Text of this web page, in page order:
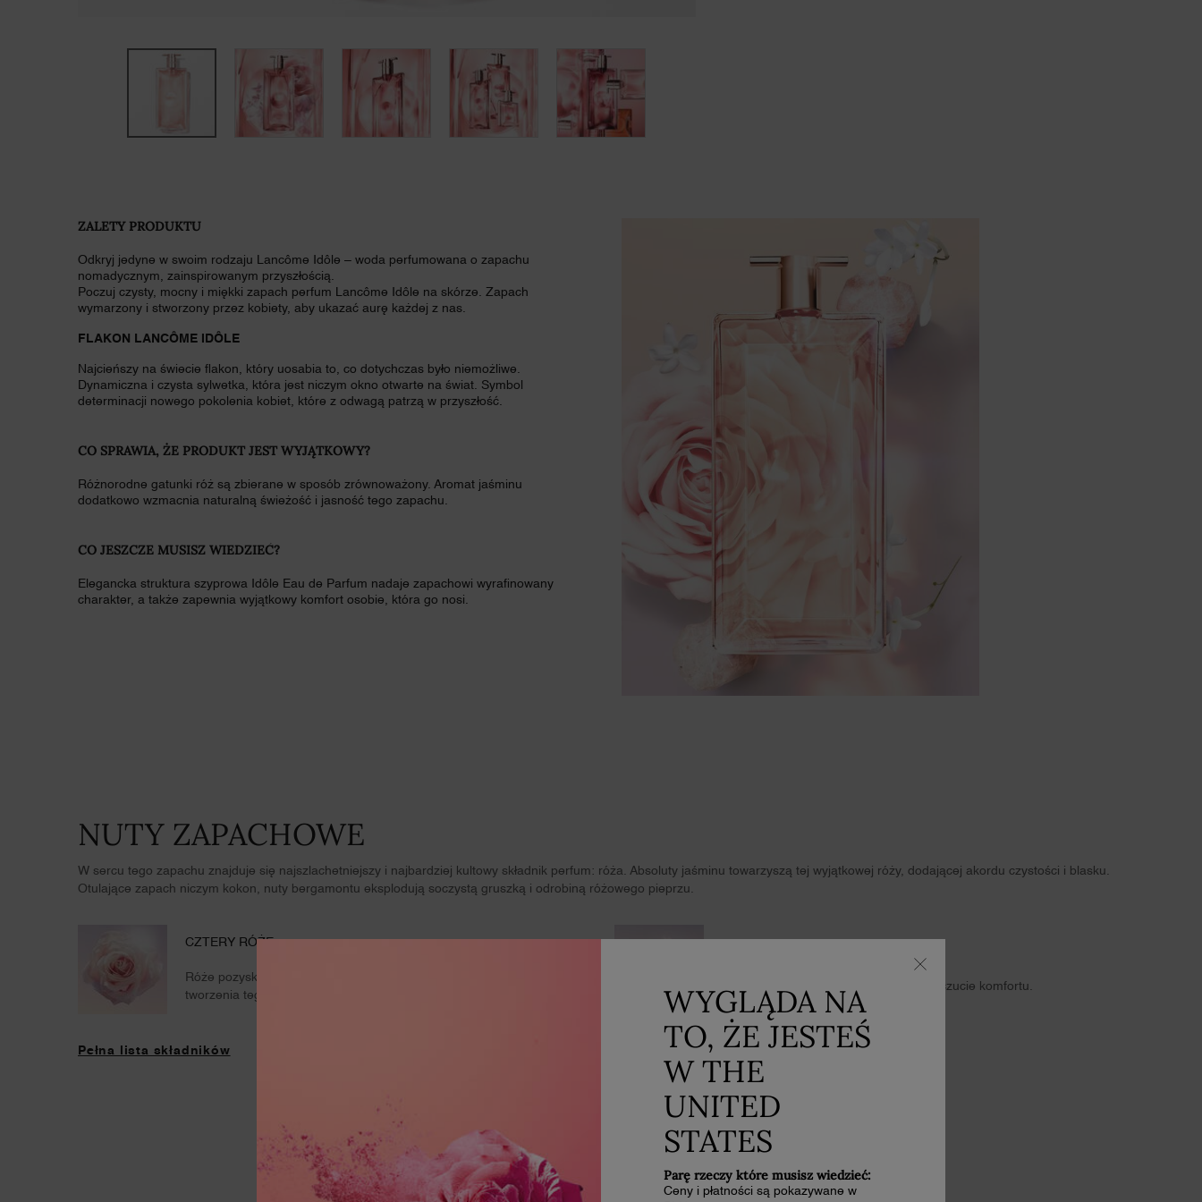
ZALETY PRODUKTU
Odkryj jedyne w swoim rodzaju Lancôme Idôle – woda perfumowana o zapachu
nomadycznym, zainspirowanym przyszłością.
Poczuj czysty, mocny i miękki zapach perfum Lancôme Idôle na skórze. Zapach
wymarzony i stworzony przez kobiety, aby ukazać aurę każdej z nas.
FLAKON LANCÔME IDÔLE
Najcieńszy na świecie flakon, który uosabia to, co dotychczas było niemożliwe.
Dynamiczna i czysta sylwetka, która jest niczym okno otwarte na świat. Symbol
determinacji nowego pokolenia kobiet, które z odwagą patrzą w przyszłość.
CO SPRAWIA, ŻE PRODUKT JEST WYJĄTKOWY?
Różnorodne gatunki róż są zbierane w sposób zrównoważony. Aromat jaśminu
dodatkowo wzmacnia naturalną świeżość i jasność tego zapachu.
CO JESZCZE MUSISZ WIEDZIEĆ?
Elegancka struktura szyprowa Idôle Eau de Parfum nadaje zapachowi wyrafinowany
charakter, a także zapewnia wyjątkowy komfort osobie, która go nosi.
NUTY ZAPACHOWE
W sercu tego zapachu znajduje się najszlachetniejszy i najbardziej kultowy składnik perfum: róża. Absoluty jaśminu towarzyszą tej wyjątkowej róży, dodającej akordu czystości i blasku.
Otulające zapach niczym kokon, nuty bergamontu eksplodują soczystą gruszką i odrobiną różowego pieprzu.
CZTERY RÓŻE
Róże pozyskiwane w sposób zrównoważony i dostosowany do
tworzenia tego zapachu.
Elegancki szypr zapewnia wyjątkowe uczucie komfortu.
Pełna lista składników
WYGLĄDA NA
TO, ŻE JESTEŚ
W THE
UNITED
STATES
Parę rzeczy które musisz wiedzieć:
Ceny i płatności są pokazywane w